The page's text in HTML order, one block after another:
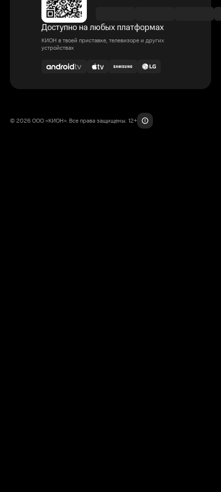
Доступно на любых платформах
КИОН в твоей приставке, телевизоре и других
устройствах
© 2026 ООО «КИОН». Все права защищены. 12+